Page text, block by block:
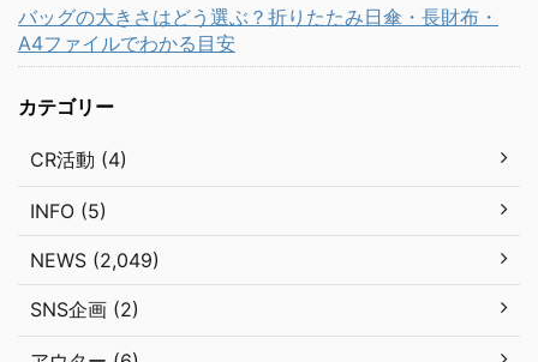
バッグの大きさはどう選ぶ？折りたたみ日傘・長財布・
A4ファイルでわかる目安
カテゴリー
CR活動 (4)
INFO (5)
NEWS (2,049)
SNS企画 (2)